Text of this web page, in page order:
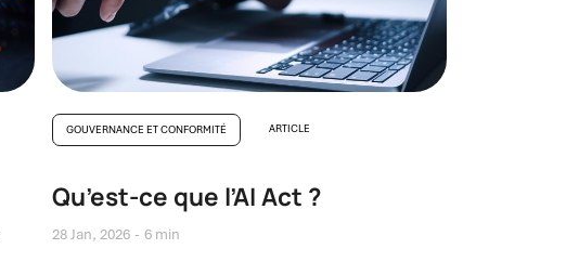
GOUVERNANCE ET CONFORMITÉ ARTICLE
Qu’est-ce que l’AI Act ?
28 Jan, 2026 6 min